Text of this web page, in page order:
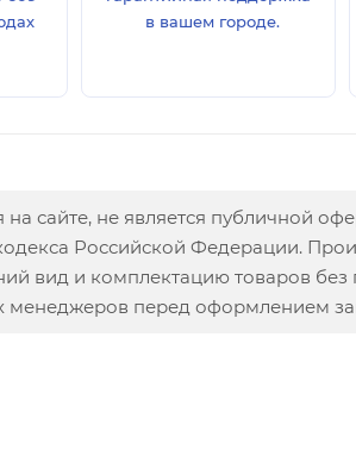
в вашем городе.
сайте, не является публичной
Российской Федерации.
вид и комплектацию товаров без
менеджеров перед оформлением